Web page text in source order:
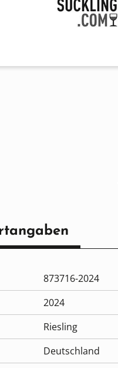
873716-2024
Deutschland
Riesling
2024